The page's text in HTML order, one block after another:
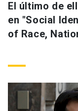
Estudiantes
Personal
Alumni
ACCESOS DIRECTOS
Admisión launch
Correo UC launch
Mi Portal UC
El último de
en "Social
of Race,